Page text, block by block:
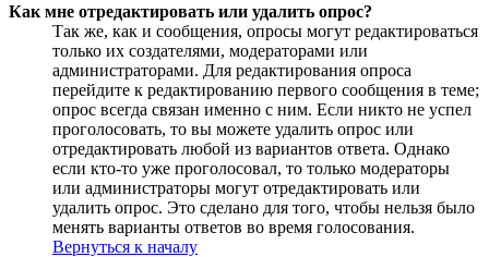
Как мне отредактировать или удалить опрос?
Так же, как и сообщения, опросы могут редактироваться
только их создателями, модераторами или
администраторами. Для редактирования опроса
перейдите к редактированию первого сообщения в теме;
опрос всегда связан именно с ним. Если никто не успел
проголосовать, то вы можете удалить опрос или
отредактировать любой из вариантов ответа. Однако
если кто-то уже проголосовал, то только модераторы
или администраторы могут отредактировать или
удалить опрос. Это сделано для того, чтобы нельзя было
менять варианты ответов во время голосования.
Вернуться к началу